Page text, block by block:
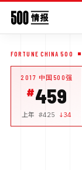
FORTUNE CHINA 500
2017 中国500强
459
上年 #425 ↓34